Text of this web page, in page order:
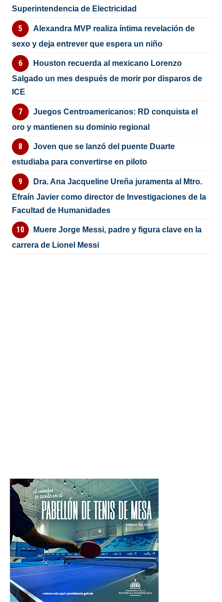
Superintendencia de Electricidad
Alexandra MVP realiza íntima revelación de
sexo y deja entrever que espera un niño
Houston recuerda al mexicano Lorenzo
Salgado un mes después de morir por disparos de
ICE
Juegos Centroamericanos: RD conquista el
oro y mantienen su dominio regional
Joven que se lanzó del puente Duarte
estudiaba para convertirse en piloto
Dra. Ana Jacqueline Ureña juramenta al Mtro.
Efraín Javier como director de Investigaciones de la
Facultad de Humanidades
Muere Jorge Messi, padre y figura clave en la
carrera de Lionel Messi